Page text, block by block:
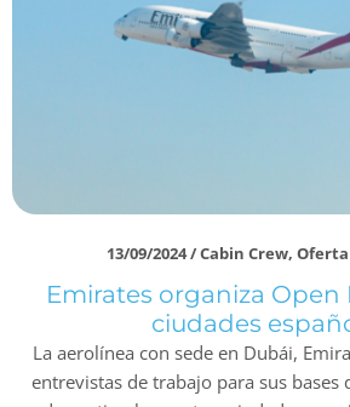
13/09/2024/Cabin Crew, Oferta
Emirates organiza Open
ciudades
La aerolínea con sede en Dubái,
entrevistas de trabajo para sus bases